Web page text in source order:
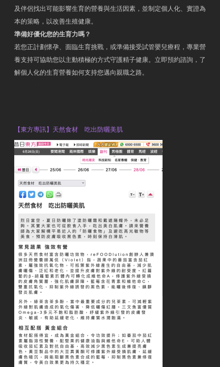
及伴侶找出可能影響生育的營養與生活因素，並制定個人化、實證為
本的策略，以改善生殖健康。
準備好優化您的生育力嗎？
若您正計劃懷孕、面臨生育挑戰，或準備接受試管嬰兒療程，專業營
養支持可協助您以主動積極的方式守護精子健康。立即預約諮詢，了
解個人化的生育營養如何支持您邁向親職之路。
【東方專訊】天然食材 吃出防曬美肌